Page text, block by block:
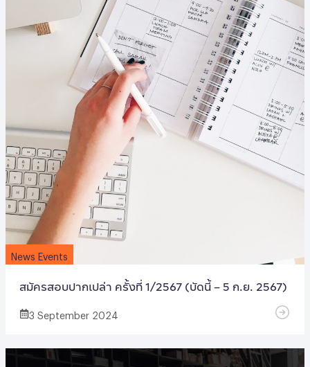
News Events
สมัครสอบปากเปล่า ครั้งที่ 1/2567 (บัดนี้ – 5 ก.ย. 2567)
3 September 2024